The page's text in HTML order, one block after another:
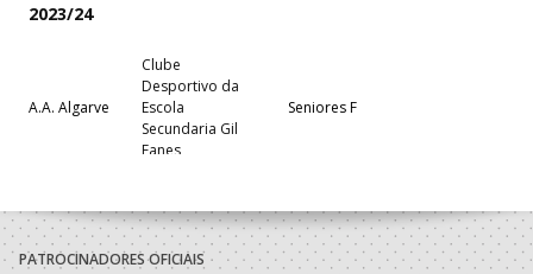
2023/24
A.A. Algarve
Clube
Desportivo da
Escola
Secundaria Gil
Eanes
Seniores F
F.A.P.
Nacionais
Femininas
Seniores F
PATROCINADORES OFICIAIS